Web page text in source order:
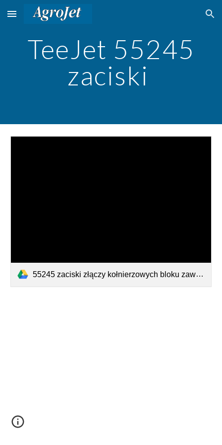
Skip to main content Skip to navigation
TeeJet 55245
zaciski
55245 zaciski złączy kołnierzowych bloku zaworów.pdf